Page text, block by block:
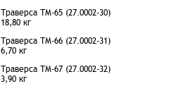
Траверса ТМ-65 (27.0002-30)
18,80 кг
Траверса ТМ-66 (27.0002-31)
6,70 кг
Траверса ТМ-67 (27.0002-32)
3,90 кг